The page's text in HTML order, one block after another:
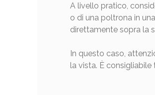
A livello pratico,
o di una poltrona in
direttamente sopra la
In questo caso,
la vista. È